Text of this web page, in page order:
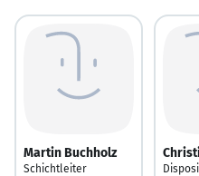
Martin Buchholz
Schichtleiter